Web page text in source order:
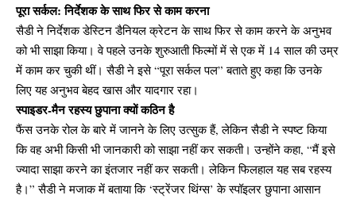
पूरा सर्कल: निर्देशक के साथ फिर से काम करना
सैडी ने निर्देशक डेस्टिन डैनियल क्रेटन के साथ फिर से काम करने के अनुभव
को भी साझा किया। वे पहले उनके शुरुआती फिल्मों में से एक में 14 साल की उम्र
में काम कर चुकी थीं। सैडी ने इसे “पूरा सर्कल पल” बताते हुए कहा कि उनके
लिए यह अनुभव बेहद खास और यादगार रहा।
स्पाइडर-मैन रहस्य छुपाना क्यों कठिन है
फैंस उनके रोल के बारे में जानने के लिए उत्सुक हैं, लेकिन सैडी ने स्पष्ट किया
कि वह अभी किसी भी जानकारी को साझा नहीं कर सकती। उन्होंने कहा, “मैं इसे
ज्यादा साझा करने का इंतजार नहीं कर सकती। लेकिन फिलहाल यह सब रहस्य
है।” सैडी ने मजाक में बताया कि ‘स्ट्रेंजर थिंग्स’ के स्पॉइलर छुपाना आसान